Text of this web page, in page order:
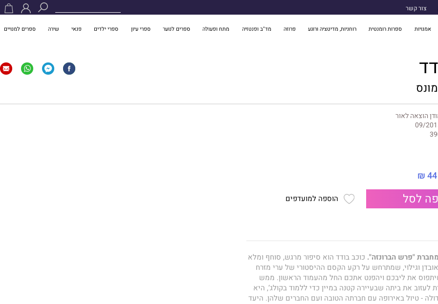
צור קשר
אמנויות ספרות רומנטית רוחניות, מדיטציה ורוגע פרוזה מד"ב ופנטזיה מתח ופעולה ספרים לנוער ספרי עיון ספרי ילדים פנאי שירה ספרים למנויים
הוצאה לאור
09/
44 ₪
לסל הוספה למועדפים
"פרש הברונזה". כוכב בודד הוא סיפור מרגש, סוחף ומלא
וגילוי, שמתרחש על רקע הקסם ההיסטורי של ערי מזרח
שיתפוס את ליבכם ויהפנט אתכם החל מהעמוד הראשון. ממש
לעזוב את ביתה שבעיירה קטנה במיין כדי ללמוד בקולג‘, היא
- טיול באירופה עם חברתה הטובה ועם החברים שלהן. היעד